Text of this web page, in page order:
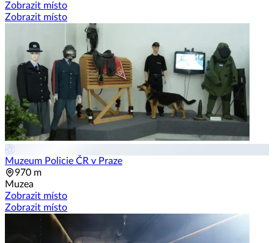
Zobrazit místo
Zobrazit místo
Muzeum Policie ČR v Praze
970 m
Muzea
Zobrazit místo
Zobrazit místo